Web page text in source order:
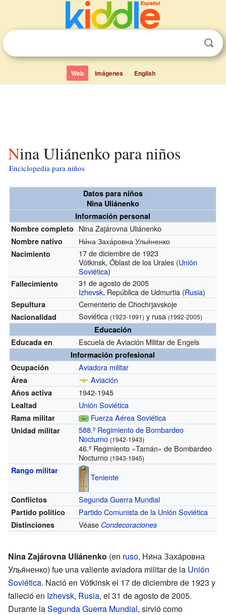
Web Imágenes English
Nina Uliánenko para niños
Enciclopedia para niños
Datos para niños
Nina Uliánenko
Información personal
Nombre completo Nina Zajárovna Uliánenko
Nombre nativo Ни́на Заха́ровна Улья́ненко
Nacimiento
17 de diciembre de 1923
Vótkinsk, Óblast de los Urales (Unión
Soviética)
Fallecimiento
31 de agosto de 2005
Izhevsk, República de Udmurtia (Rusia)
Sepultura Cementerio de Chochrjavskoje
Nacionalidad Soviética (1923-1991) y rusa (1992-2005)
Educación
Educada en
Escuela de Aviación Militar de Engels
Información profesional
Ocupación
Aviadora militar
Área Aviación
Años activa 1942-1945
Lealtad Unión Soviética
Rama militar Fuerza Aérea Soviética
Unidad militar
588.º Regimiento de Bombardeo
Nocturno (1942-1943)
46.º Regimiento «Tamán» de Bombardeo
Nocturno (1943-1945)
Rango militar
Teniente
Conflictos Segunda Guerra Mundial
Partido político Partido Comunista de la Unión Soviética
Distinciones Véase Condecoraciones
Nina Zajárovna Uliánenko (en ruso, Ни́на Заха́ровна
Улья́ненко) fue una valiente aviadora militar de la Unión
Soviética. Nació en Vótkinsk el 17 de diciembre de 1923 y
falleció en Izhevsk, Rusia, el 31 de agosto de 2005.
Durante laSegunda Guerra Mundial, sirvió como